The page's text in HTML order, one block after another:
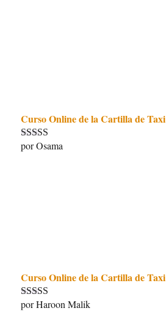
Curso Online de la Cartilla de Taxi
Valorado con
por Osama
Curso Online de la Cartilla de Taxi
Valorado con
por Haroon Malik